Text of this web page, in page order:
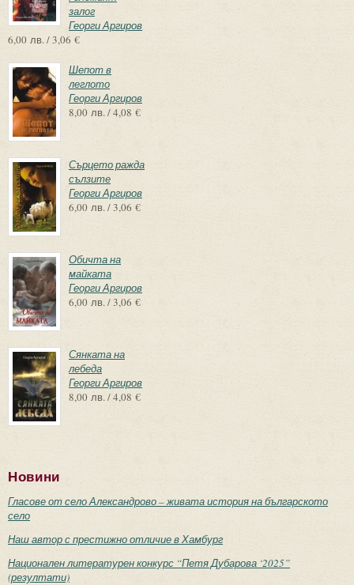
залог
Георги Аргиров
6,00 лв. / 3,06 €
Шепот в
леглото
Георги Аргиров
8,00 лв. / 4,08 €
Сърцето ражда
сълзите
Георги Аргиров
6,00 лв. / 3,06 €
Обичта на
майката
Георги Аргиров
6,00 лв. / 3,06 €
Сянката на
лебеда
Георги Аргиров
8,00 лв. / 4,08 €
Новини
Гласове от село Александрово – живата история на българското
село
Наш автор с престижно отличие в Хамбург
Национален литературен конкурс “Петя Дубарова ‘2025”
(резултати)